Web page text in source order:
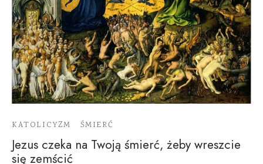
KATOLICYZM ŚMIERĆ
Jezus czeka na Twoją śmierć, żeby wreszcie
się zemścić